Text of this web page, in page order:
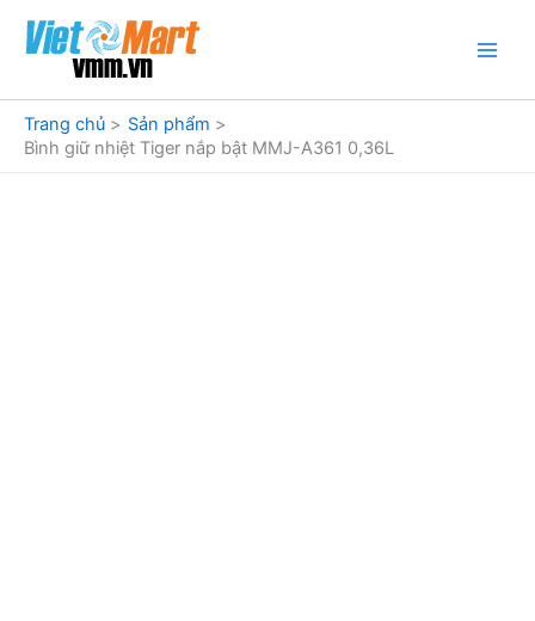
dung
Trang chủ
Sản phẩm
Bình giữ nhiệt Tiger nắp bật MMJ-A361 0,36L